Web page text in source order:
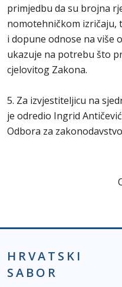
primjedbu da su brojna
nomotehničkom izričaju,
i dopune odnose na više
ukazuje na potrebu što
cjelovitog Zakona.
5. Za izvjestiteljicu na
je odredio Ingrid
Odbora za
HRVATSKI
SABOR